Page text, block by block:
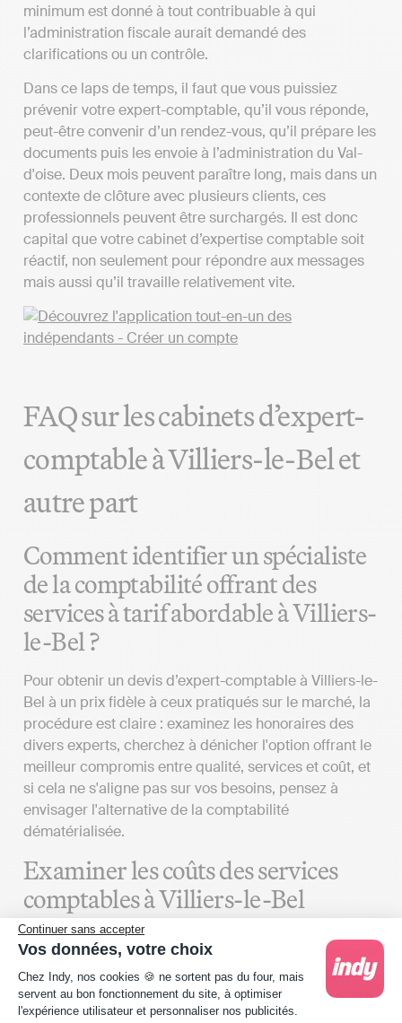
Continuer sans accepter
Vos données, votre choix
Plateforme de Gestion du Consentement :
Chez Indy, nos cookies 🍪 ne sortent pas du four, mais
servent au bon fonctionnement du site, à optimiser
l'expérience utilisateur et personnaliser nos publicités.
minimum est donné à tout contribuable à qui
l’administration fiscale aurait demandé des
clarifications ou un contrôle.
Dans ce laps de temps, il faut que vous puissiez
prévenir votre expert-comptable, qu’il vous réponde,
peut-être convenir d’un rendez-vous, qu’il prépare les
documents puis les envoie à l’administration du Val-
d'oise. Deux mois peuvent paraître long, mais dans un
contexte de clôture avec plusieurs clients, ces
professionnels peuvent être surchargés. Il est donc
capital que votre cabinet d’expertise comptable soit
réactif, non seulement pour répondre aux messages
mais aussi qu’il travaille relativement vite.
FAQ sur les cabinets d’expert-
comptable à Villiers-le-Bel et
autre part
Comment identifier un spécialiste
de la comptabilité offrant des
services à tarif abordable à Villiers-
le-Bel ?
Pour obtenir un devis d’expert-comptable à Villiers-le-
Bel à un prix fidèle à ceux pratiqués sur le marché, la
procédure est claire : examinez les honoraires des
divers experts, cherchez à dénicher l'option offrant le
meilleur compromis entre qualité, services et coût, et
si cela ne s'aligne pas sur vos besoins, pensez à
envisager l'alternative de la comptabilité
dématérialisée.
Examiner les coûts des services
comptables à Villiers-le-Bel
Pour obtenir un devis d’expert-comptable qui
correspond à vos besoins à Villiers-le-Bel, plusieurs
aspects doivent être considérés :
Vos attentes: Le coût des services proposés